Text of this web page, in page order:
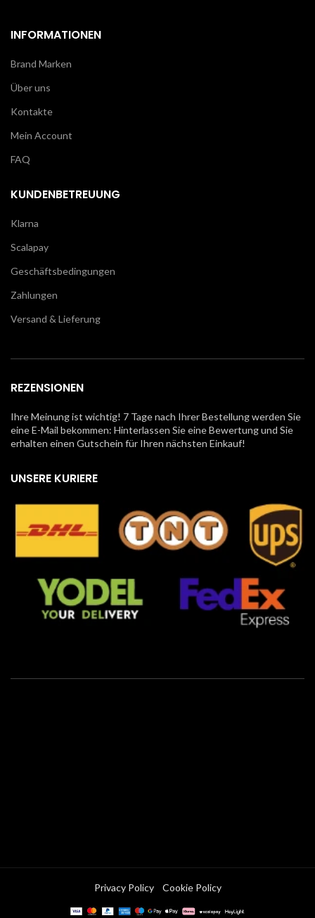
INFORMATIONEN
Brand Marken
Über uns
Kontakte
Mein Account
FAQ
KUNDENBETREUUNG
Klarna
Scalapay
Geschäftsbedingungen
Zahlungen
Versand & Lieferung
REZENSIONEN
Ihre Meinung ist wichtig! 7 Tage nach Ihrer Bestellung werden Sie
eine E-Mail bekommen: Hinterlassen Sie eine Bewertung und Sie
erhalten einen Gutschein für Ihren nächsten Einkauf!
UNSERE KURIERE
Privacy Policy Cookie Policy